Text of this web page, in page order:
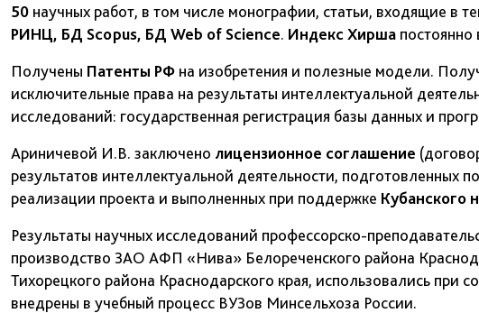
50 научных работ, в том числе монографии, статьи, входящие в
РИНЦ, БД Scopus, БД Web of Science. Индекс Хирша постоянно
Получены Патенты РФ на изобретения и полезные модели.
исключительные права на результаты интеллектуальной
исследований: государственная регистрация базы данных и
Ариничевой И.В. заключено лицензионное соглашение
результатов интеллектуальной деятельности, подготовленных
реализации проекта и выполненных при поддержке Кубанского
Результаты научных исследований профессорско-
производство ЗАО АФП «Нива» Белореченского района
Тихорецкого района Краснодарского края, использовались при
внедрены в учебный процесс ВУЗов Минсельхоза России.